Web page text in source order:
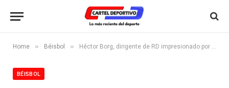
Home » Béisbol » Héctor Borg, dirigente de RD impresionado por forma de competir e integración jugadores pre-olímpico de béisbol
BÉISBOL